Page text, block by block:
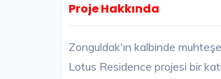
Proje Hakkında
Zonguldak'ın kalbinde
Lotus Residence projesi bir